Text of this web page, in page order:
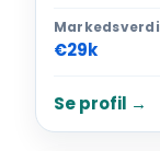
Markedsverdi
€29k
Se profil →